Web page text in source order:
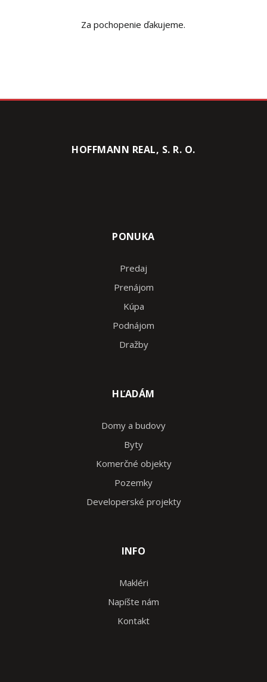
Za pochopenie ďakujeme.
HOFFMANN REAL, S. R. O.
PONUKA
Predaj
Prenájom
Kúpa
Podnájom
Dražby
HĽADÁM
Domy a budovy
Byty
Komerčné objekty
Pozemky
Developerské projekty
INFO
Makléri
Napíšte nám
Kontakt